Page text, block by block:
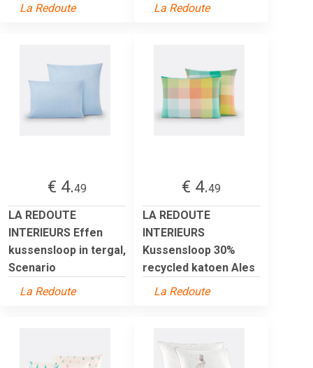
La Redoute
La Redoute
€ 4.49
LA REDOUTE
INTERIEURS Effen
kussensloop in tergal,
Scenario
La Redoute
€ 4.49
LA REDOUTE
INTERIEURS
Kussensloop 30%
recycled katoen Ales
La Redoute